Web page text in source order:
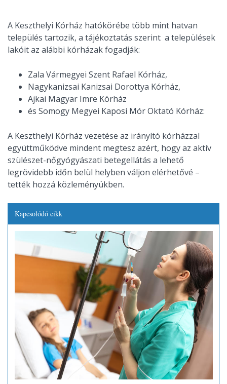
A Keszthelyi Kórház hatókörébe több mint hatvan
település tartozik, a tájékoztatás szerint a települések
lakóit az alábbi kórházak fogadják:
Zala Vármegyei Szent Rafael Kórház,
Nagykanizsai Kanizsai Dorottya Kórház,
Ajkai Magyar Imre Kórház
és Somogy Megyei Kaposi Mór Oktató Kórház:
A Keszthelyi Kórház vezetése az irányító kórházzal
együttműködve mindent megtesz azért, hogy az aktív
szülészet-nőgyógyászati betegellátás a lehető
legrövidebb időn belül helyben váljon elérhetővé –
tették hozzá közleményükben.
Kapcsolódó cikk